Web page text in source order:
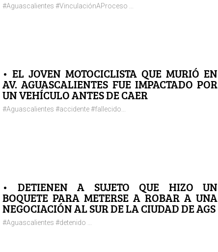
#Aguascalientes #VinculaciónAProceso ...
• EL JOVEN MOTOCICLISTA QUE MURIÓ EN
AV. AGUASCALIENTES FUE IMPACTADO POR
UN VEHÍCULO ANTES DE CAER
#Aguascalientes #accidente #fallecido...
• DETIENEN A SUJETO QUE HIZO UN
BOQUETE PARA METERSE A ROBAR A UNA
NEGOCIACIÓN AL SUR DE LA CIUDAD DE AGS
#Aguascalientes #detenido ...